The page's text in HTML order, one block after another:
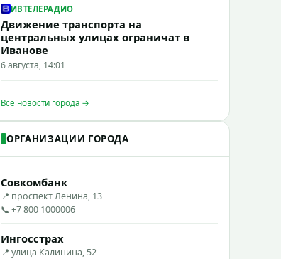
ИВТЕЛЕРАДИО
Движение транспорта на
центральных улицах ограничат в
Иванове
6 августа, 14:01
Все новости города →
ОРГАНИЗАЦИИ ГОРОДА
Совкомбанк
📍 проспект Ленина, 13
📞 +7 800 1000006
Ингосстрах
📍 улица Калинина, 52